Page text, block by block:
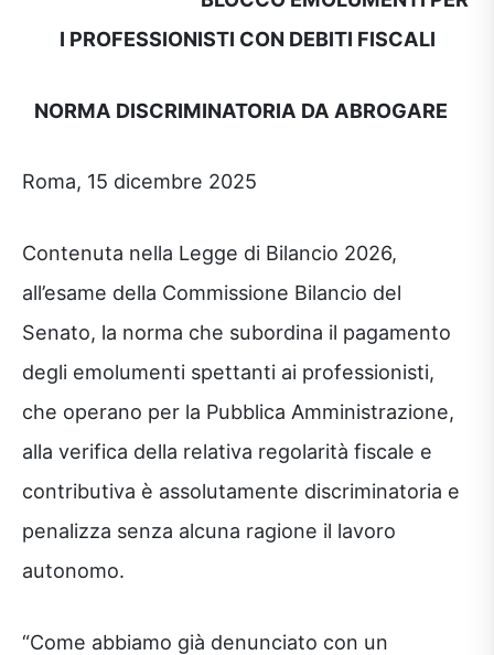
I PROFESSIONISTI CON DEBITI FISCALI
NORMA DISCRIMINATORIA DA ABROGARE
Roma, 15 dicembre 2025
Contenuta nella Legge di Bilancio 2026,
all’esame della Commissione Bilancio del
Senato, la norma che subordina il pagamento
degli emolumenti spettanti ai professionisti,
che operano per la Pubblica Amministrazione,
alla verifica della relativa regolarità fiscale e
contributiva è assolutamente discriminatoria e
penalizza senza alcuna ragione il lavoro
autonomo.
“Come abbiamo già denunciato con un